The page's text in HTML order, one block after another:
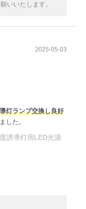
いいたします。
2025-05-03
灯ランプ交換し良好
した。
誘導灯用LED光源